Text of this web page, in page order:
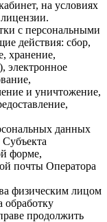
на условиях
с персональными
действия: сбор,
хранение,
электронное
и уничтожение,
данных
форме,
почты Оператора
физическим лицом
обработку
продолжить